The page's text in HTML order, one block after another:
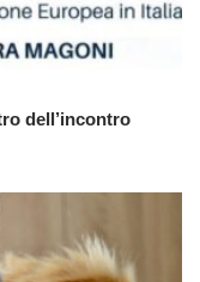
dell’incontro